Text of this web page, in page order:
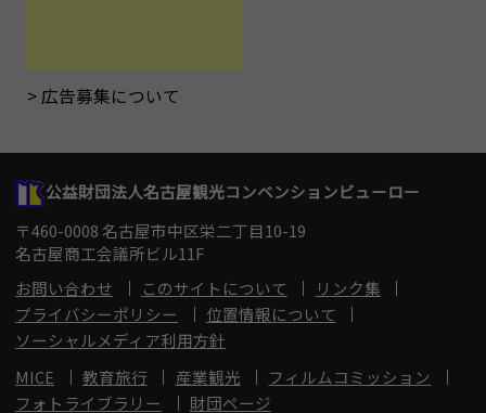
広告募集について
公益財団法人名古屋観光コンベンションビューロー
〒460-0008 名古屋市中区栄二丁目10-19
名古屋商工会議所ビル11F
お問い合わせ
このサイトについて
リンク集
プライバシーポリシー
位置情報について
ソーシャルメディア利用方針
MICE
教育旅行 産業観光
フィルムコミッション
フォトライブラリー
財団ページ